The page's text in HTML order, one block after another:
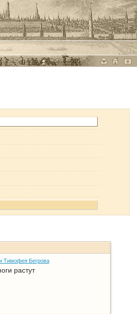
Тимофея Бегрова
растут